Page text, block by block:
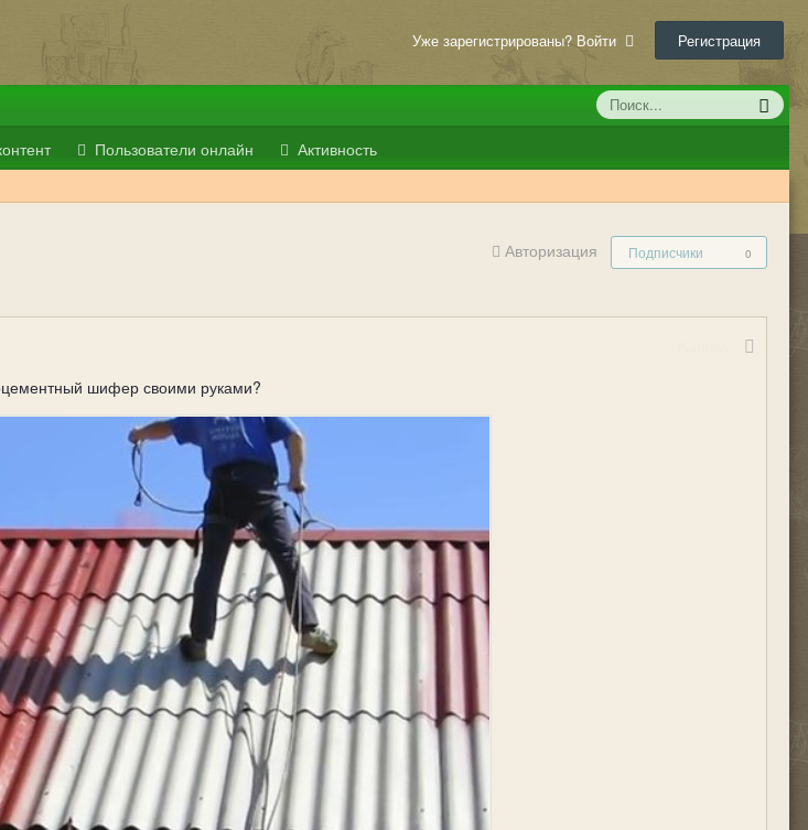
Уже зарегистрированы? Войти Регистрация
Пользователи онлайн Активность
Авторизация Подписчики 0
шифер своими руками?